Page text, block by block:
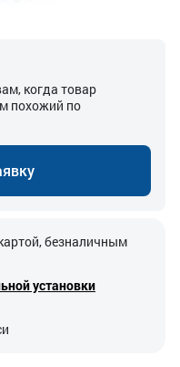
когда товар
похожий по
безналичным
установки